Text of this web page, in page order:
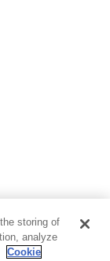
演劇
storing of
analyze
Cookie